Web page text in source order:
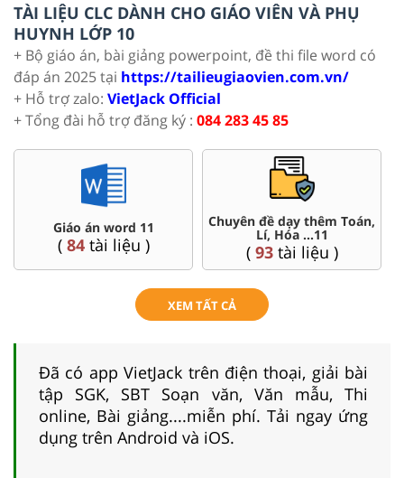
TÀI LIỆU CLC DÀNH CHO GIÁO VIÊN VÀ PHỤ
HUYNH LỚP 10
+ Bộ giáo án, bài giảng powerpoint, đề thi file word có
đáp án 2025 tại https://tailieugiaovien.com.vn/
+ Hỗ trợ zalo: VietJack Official
+ Tổng đài hỗ trợ đăng ký : 084 283 45 85
Giáo án word 11
( 84tài liệu )
Chuyên đề dạy thêm Toán,
Lí, Hóa ...11
( 93tài liệu )
XEM TẤT CẢ
Đã có app VietJack trên điện thoại, giải bài
tập SGK, SBT Soạn văn, Văn mẫu, Thi
online, Bài giảng....miễn phí. Tải ngay ứng
dụng trên Android và iOS.